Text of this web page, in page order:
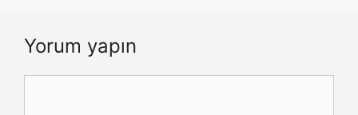
Yorum yapın